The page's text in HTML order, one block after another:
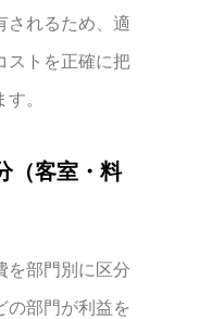
されるため、適
ストを正確に把
。
（客室・料
を部門別に区分
の部門が利益を